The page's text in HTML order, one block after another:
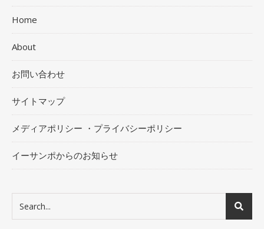
Home
About
お問い合わせ
サイトマップ
メディアポリシー ・プライバシーポリシー
イーサンポからのお知らせ